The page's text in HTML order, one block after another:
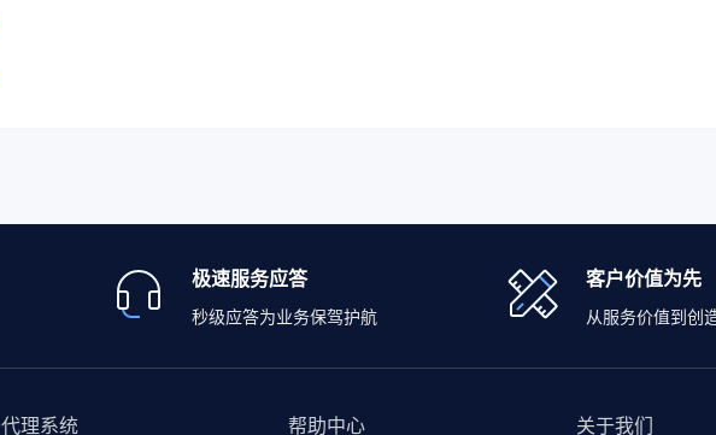
极速服务应答
秒级应答为业务保驾护航
客户价值为先
从服务价值到创
代理系统 帮助中心 关于我们